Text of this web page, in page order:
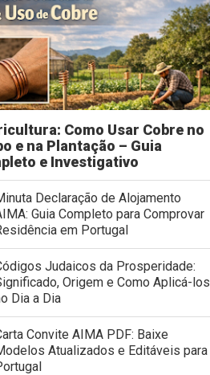
Como Usar Cobre no
e na Plantação – Guia
e Investigativo
Declaração de Alojamento
Guia Completo para Comprovar
em Portugal
Judaicos da Prosperidade:
Origem e Como Aplicá-los
Dia a Dia
Convite AIMA PDF: Baixe
Atualizados e Editáveis para